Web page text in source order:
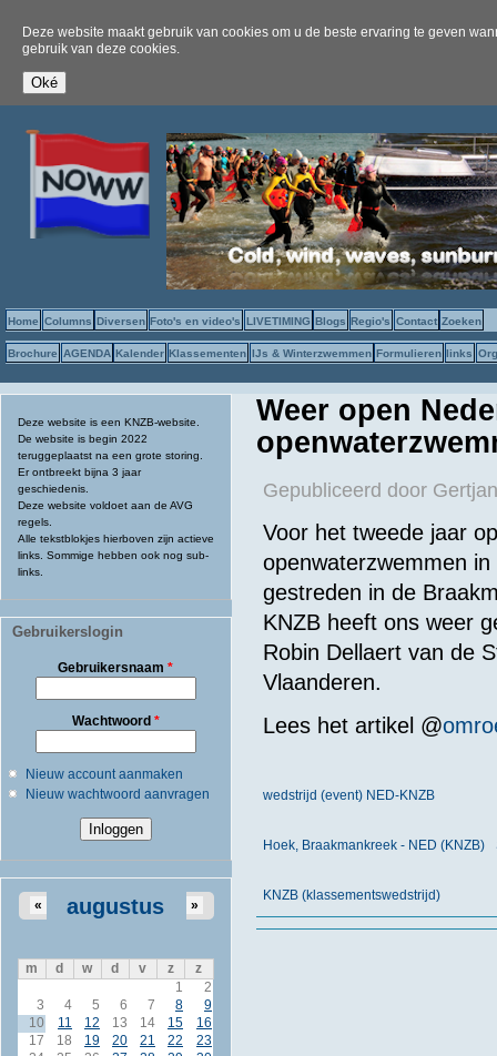
Deze website maakt gebruik van cookies om u de beste ervaring te geven
gebruik van deze cookies.
Home Columns Diversen Foto's en video's LIVETIMING Blogs Regio's Contact Zoeken
Brochure AGENDA Kalender Klassementen IJs & Winterzwemmen Formulieren links
Deze website is een KNZB-website.
De website is begin 2022
teruggeplaatst na een grote storing.
Er ontbreekt bijna 3 jaar
geschiedenis.
Deze website voldoet aan de AVG
regels.
Alle tekstblokjes hierboven zijn actieve
links. Sommige hebben ook nog sub-
links.
Gebruikerslogin
Gebruikersnaam*
Wachtwoord *
Nieuw account aanmaken
Nieuw wachtwoord aanvragen
augustus
« »
m d w d v z
z
1
2
3
4 5 6 7 8
9
10
11 12 13 14 15
16
17
18 19 20 21 22
23
Weer open
Gepubliceerd door
Voor het tweede jaar
openwaterzwemmen
gestreden in de
KNZB heeft ons weer
Robin Dellaert van de
Vlaanderen.
Lees het artikel @
wedstrijd (event) NED-KNZB
Hoek, Braakmankreek - NED (KNZB)
KNZB (klassementswedstrijd)